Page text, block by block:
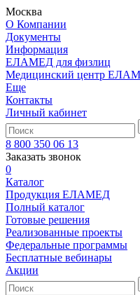
Москва
О Компании
Документы
Информация
ЕЛАМЕД для физлиц
Медицинский центр
Еще
Контакты
Личный кабинет
8 800 350 06 13
Заказать звонок
0
Каталог
Продукция ЕЛАМЕД
Полный каталог
Готовые решения
Реализованные проекты
Федеральные программы
Бесплатные вебинары
Акции